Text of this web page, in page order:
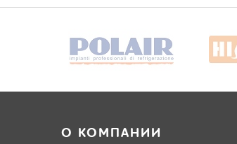
О КОМПАНИИ